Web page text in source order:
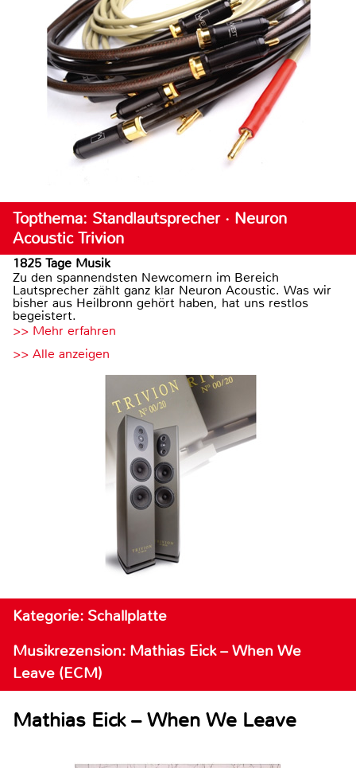
Topthema: Standlautsprecher · Neuron
Acoustic Trivion
1825 Tage Musik
Zu den spannendsten Newcomern im Bereich
Lautsprecher zählt ganz klar Neuron Acoustic. Was wir
bisher aus Heilbronn gehört haben, hat uns restlos
begeistert.
>> Mehr erfahren
>> Alle anzeigen
Kategorie: Schallplatte
Musikrezension: Mathias Eick – When We
Leave (ECM)
Mathias Eick – When We Leave